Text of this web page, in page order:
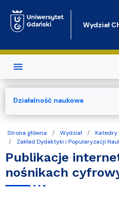
Wydział
Strona główna Wydział
Katedry
Zakład Dydaktyki i Popularyzacji
Publikacje
nośnikach
Działalność naukowa